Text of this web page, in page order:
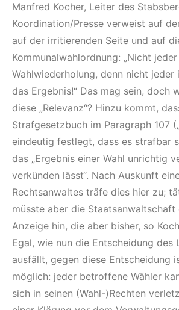
Manfred Kocher, Leiter des
Koordination/Presse verweist auf
auf der irritierenden Seite und auf
Kommunalwahlordnung: „Nicht
Wahlwiederholung, denn nicht
das Ergebnis!“ Das mag sein, doch
diese „Relevanz“? Hinzu kommt,
Strafgesetzbuch im Paragraph 107
eindeutig festlegt, dass es strafbar
das „Ergebnis einer Wahl unrichtig
verkünden lässt“. Nach Auskunft
Rechtsanwaltes träfe dies hier zu;
müsste aber die Staatsanwaltschaft
Anzeige hin, die aber bisher, so
Egal, wie nun die Entscheidung des
ausfällt, gegen diese Entscheidung
möglich: jeder betroffene Wähler
sich in seinen (Wahl-)Rechten